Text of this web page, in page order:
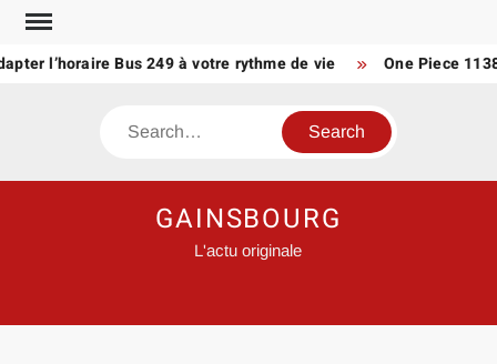
Skip
content
l’horaire Bus 249 à votre rythme de vie One Piece 1138
Search
GAINSBOURG
L'actu originale